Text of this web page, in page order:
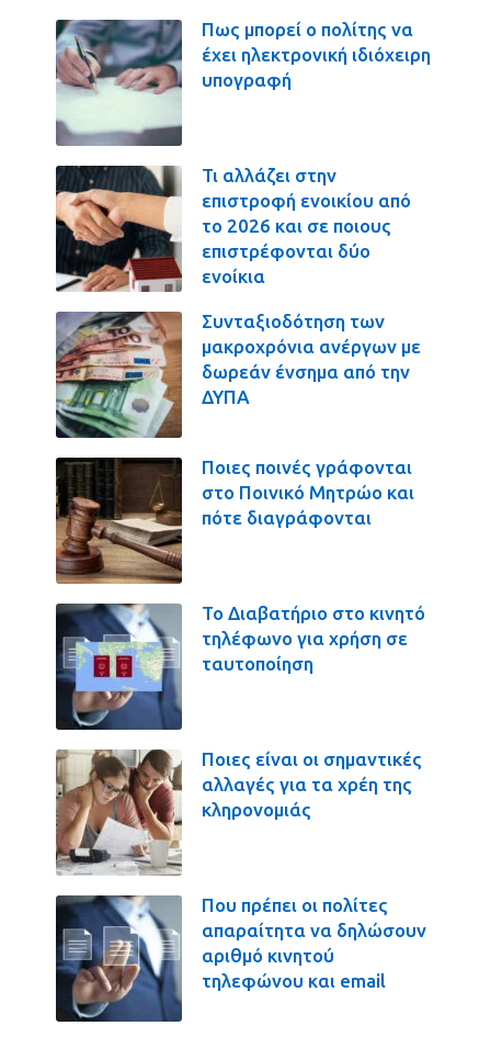
Πως μπορεί ο πολίτης να
έχει ηλεκτρονική ιδιόχειρη
υπογραφή
Τι αλλάζει στην
επιστροφή ενοικίου από
το 2026 και σε ποιους
επιστρέφονται δύο
ενοίκια
Συνταξιοδότηση των
μακροχρόνια ανέργων με
δωρεάν ένσημα από την
ΔΥΠΑ
Ποιες ποινές γράφονται
στο Ποινικό Μητρώο και
πότε διαγράφονται
Το Διαβατήριο στο κινητό
τηλέφωνο για χρήση σε
ταυτοποίηση
Ποιες είναι οι σημαντικές
αλλαγές για τα χρέη της
κληρονομιάς
Που πρέπει οι πολίτες
απαραίτητα να δηλώσουν
αριθμό κινητού
τηλεφώνου και email